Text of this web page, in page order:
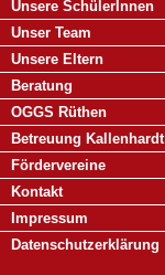
Unsere SchülerInnen
Unser Team
Unsere Eltern
Beratung
OGGS Rüthen
Betreuung Kallenhardt
Fördervereine
Kontakt
Impressum
Datenschutzerklärung